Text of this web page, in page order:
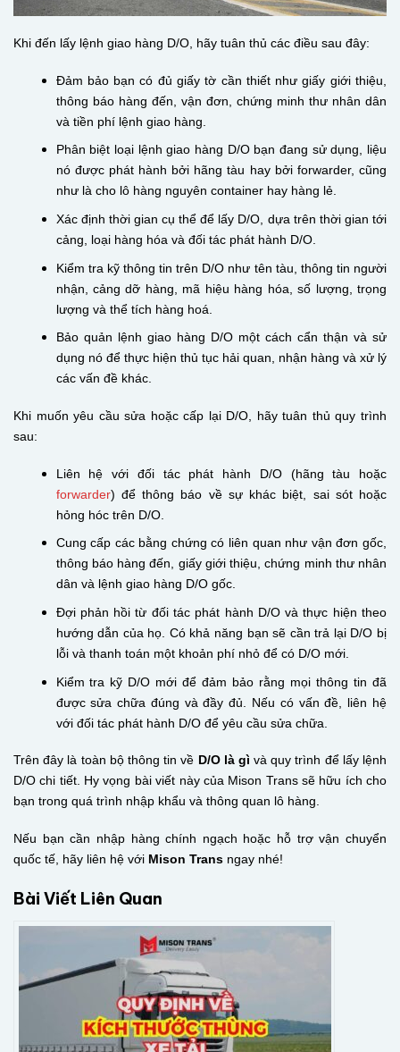
Khi đến lấy lệnh giao hàng D/O, hãy tuân thủ các điều sau đây:
Đảm bảo bạn có đủ giấy tờ cần thiết như giấy giới thiệu,
thông báo hàng đến, vận đơn, chứng minh thư nhân dân
và tiền phí lệnh giao hàng.
Phân biệt loại lệnh giao hàng D/O bạn đang sử dụng, liệu
nó được phát hành bởi hãng tàu hay bởi forwarder, cũng
như là cho lô hàng nguyên container hay hàng lẻ.
Xác định thời gian cụ thể để lấy D/O, dựa trên thời gian tới
cảng, loại hàng hóa và đối tác phát hành D/O.
Kiểm tra kỹ thông tin trên D/O như tên tàu, thông tin người
nhận, cảng dỡ hàng, mã hiệu hàng hóa, số lượng, trọng
lượng và thể tích hàng hoá.
Bảo quản lệnh giao hàng D/O một cách cẩn thận và sử
dụng nó để thực hiện thủ tục hải quan, nhận hàng và xử lý
các vấn đề khác.
Khi muốn yêu cầu sửa hoặc cấp lại D/O, hãy tuân thủ quy trình
sau:
Liên hệ với đối tác phát hành D/O (hãng tàu hoặc
forwarder) để thông báo về sự khác biệt, sai sót hoặc
hỏng hóc trên D/O.
Cung cấp các bằng chứng có liên quan như vận đơn gốc,
thông báo hàng đến, giấy giới thiệu, chứng minh thư nhân
dân và lệnh giao hàng D/O gốc.
Đợi phản hồi từ đối tác phát hành D/O và thực hiện theo
hướng dẫn của họ. Có khả năng bạn sẽ cần trả lại D/O bị
lỗi và thanh toán một khoản phí nhỏ để có D/O mới.
Kiểm tra kỹ D/O mới để đảm bảo rằng mọi thông tin đã
được sửa chữa đúng và đầy đủ. Nếu có vấn đề, liên hệ
với đối tác phát hành D/O để yêu cầu sửa chữa.
Trên đây là toàn bộ thông tin về D/O là gì và quy trình để lấy lệnh
D/O chi tiết. Hy vọng bài viết này của Mison Trans sẽ hữu ích cho
bạn trong quá trình nhập khẩu và thông quan lô hàng.
Nếu bạn cần nhập hàng chính ngạch hoặc hỗ trợ vận chuyển
quốc tế, hãy liên hệ với Mison Trans ngay nhé!
Bài Viết Liên Quan